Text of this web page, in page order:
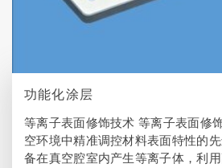
功能化涂层
等离子表面修饰技术 等离子表面修
空环境中精准调控材料表面特性的
备在真空腔室内产生等离子体，利